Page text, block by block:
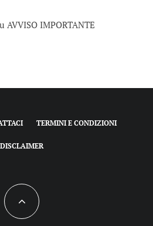
AVVISO IMPORTANTE
TERMINI E CONDIZIONI
DISCLAIMER